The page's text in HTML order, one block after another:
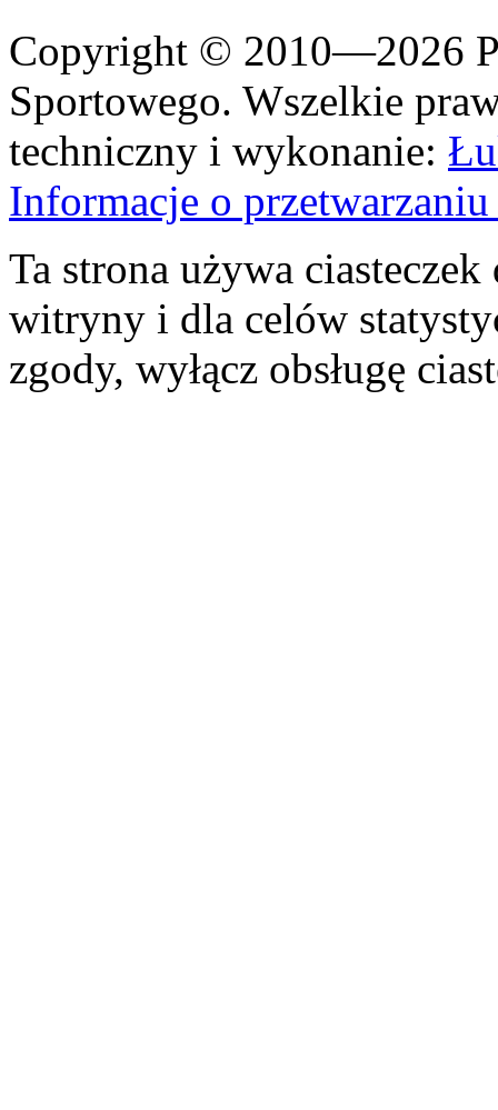
Copyright © 2010—2026
Sportowego. Wszelkie
techniczny i wykonanie:
Informacje o
Ta strona używa
witryny i dla celów
zgody, wyłącz obsługę